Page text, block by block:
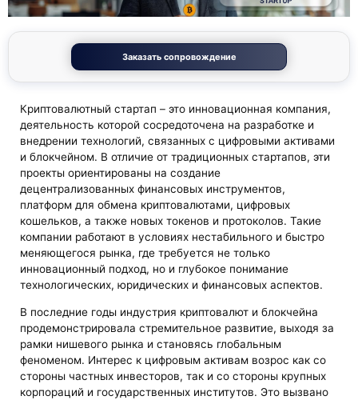
Заказать сопровождение
Криптовалютный стартап – это инновационная компания,
деятельность которой сосредоточена на разработке и
внедрении технологий, связанных с цифровыми активами
и блокчейном. В отличие от традиционных стартапов, эти
проекты ориентированы на создание
децентрализованных финансовых инструментов,
платформ для обмена криптовалютами, цифровых
кошельков, а также новых токенов и протоколов. Такие
компании работают в условиях нестабильного и быстро
меняющегося рынка, где требуется не только
инновационный подход, но и глубокое понимание
технологических, юридических и финансовых аспектов.
В последние годы индустрия криптовалют и блокчейна
продемонстрировала стремительное развитие, выходя за
рамки нишевого рынка и становясь глобальным
феноменом. Интерес к цифровым активам возрос как со
стороны частных инвесторов, так и со стороны крупных
корпораций и государственных институтов. Это вызвано